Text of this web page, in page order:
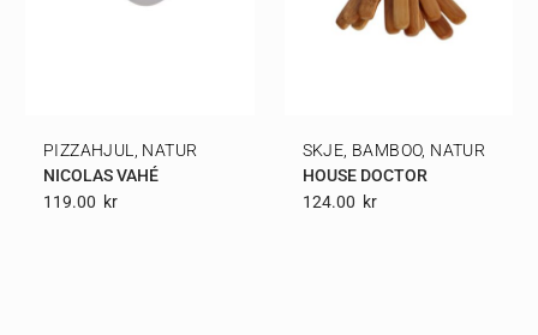
PIZZAHJUL, NATUR
NICOLAS VAHÉ
119.00 Kr
SKJE, BAMBOO, NATUR
HOUSE DOCTOR
124.00 Kr